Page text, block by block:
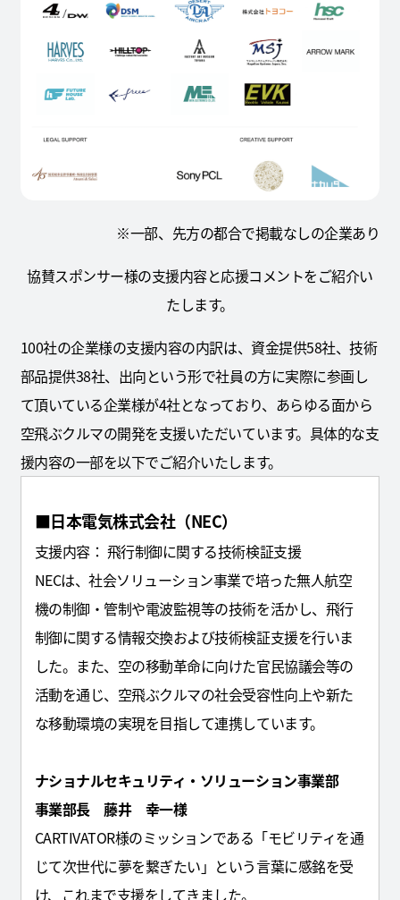
※一部、先方の都合で掲載なしの企業あり
協賛スポンサー様の支援内容と応援コメントをご紹介い
たします。
100社の企業様の支援内容の内訳は、資金提供58社、技術
部品提供38社、出向という形で社員の方に実際に参画し
て頂いている企業様が4社となっており、あらゆる面から
空飛ぶクルマの開発を支援いただいています。具体的な支
援内容の一部を以下でご紹介いたします。
■日本電気株式会社（NEC）
支援内容： 飛行制御に関する技術検証支援
NECは、社会ソリューション事業で培った無人航空
機の制御・管制や電波監視等の技術を活かし、飛行
制御に関する情報交換および技術検証支援を行いま
した。また、空の移動革命に向けた官民協議会等の
活動を通じ、空飛ぶクルマの社会受容性向上や新た
な移動環境の実現を目指して連携しています。
ナショナルセキュリティ・ソリューション事業部
事業部長 藤井 幸一様
CARTIVATOR様のミッションである「モビリティを通
じて次世代に夢を繋ぎたい」という言葉に感銘を受
け、これまで支援をしてきました。